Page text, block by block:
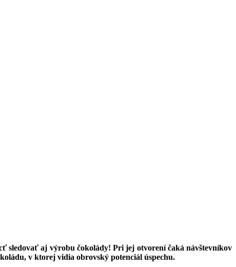
sledovať aj výrobu čokolády! Pri jej otvorení čaká návštevníkov
v ktorej vidia obrovský potenciál úspechu.